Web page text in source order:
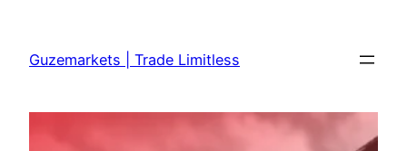
content
Guzemarkets | Trade Limitless